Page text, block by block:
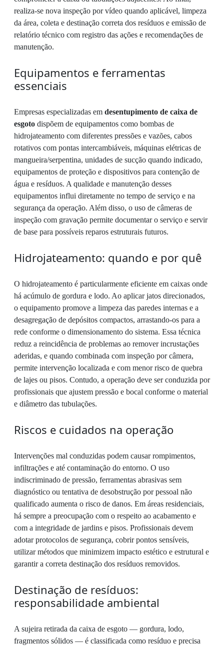
realiza-se nova inspeção por vídeo quando aplicável, limpeza
da área, coleta e destinação correta dos resíduos e emissão de
relatório técnico com registro das ações e recomendações de
manutenção.
Equipamentos e ferramentas
essenciais
Empresas especializadas em desentupimento de caixa de
esgoto dispõem de equipamentos como bombas de
hidrojateamento com diferentes pressões e vazões, cabos
rotativos com pontas intercambiáveis, máquinas elétricas de
mangueira/serpentina, unidades de sucção quando indicado,
equipamentos de proteção e dispositivos para contenção de
água e resíduos. A qualidade e manutenção desses
equipamentos influi diretamente no tempo de serviço e na
segurança da operação. Além disso, o uso de câmeras de
inspeção com gravação permite documentar o serviço e servir
de base para possíveis reparos estruturais futuros.
Hidrojateamento: quando e por quê
O hidrojateamento é particularmente eficiente em caixas onde
há acúmulo de gordura e lodo. Ao aplicar jatos direcionados,
o equipamento promove a limpeza das paredes internas e a
desagregação de depósitos compactos, arrastando-os para a
rede conforme o dimensionamento do sistema. Essa técnica
reduz a reincidência de problemas ao remover incrustações
aderidas, e quando combinada com inspeção por câmera,
permite intervenção localizada e com menor risco de quebra
de lajes ou pisos. Contudo, a operação deve ser conduzida por
profissionais que ajustem pressão e bocal conforme o material
e diâmetro das tubulações.
Riscos e cuidados na operação
Intervenções mal conduzidas podem causar rompimentos,
infiltrações e até contaminação do entorno. O uso
indiscriminado de pressão, ferramentas abrasivas sem
diagnóstico ou tentativa de desobstrução por pessoal não
qualificado aumenta o risco de danos. Em áreas residenciais,
há sempre a preocupação com o respeito ao acabamento e
com a integridade de jardins e pisos. Profissionais devem
adotar protocolos de segurança, cobrir pontos sensíveis,
utilizar métodos que minimizem impacto estético e estrutural e
garantir a correta destinação dos resíduos removidos.
Destinação de resíduos:
responsabilidade ambiental
A sujeira retirada da caixa de esgoto — gordura, lodo,
fragmentos sólidos — é classificada como resíduo e precisa